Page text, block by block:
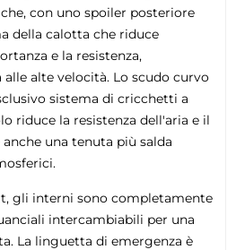
con uno spoiler posteriore
della calotta che riduce
e la resistenza,
alte velocità. Lo scudo curvo
sistema di cricchetti a
riduce la resistenza dell'aria e il
una tenuta più salda
gli interni sono completamente
intercambiabili per una
La linguetta di emergenza è